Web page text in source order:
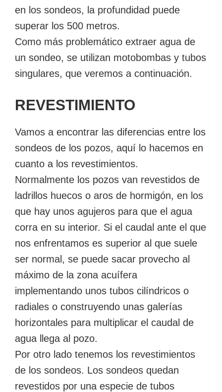
en los sondeos, la profundidad puede
superar los 500 metros.
Como más problemático extraer agua de
un sondeo, se utilizan motobombas y tubos
singulares, que veremos a continuación.
REVESTIMIENTO
Vamos a encontrar las diferencias entre los
sondeos de los pozos, aquí lo hacemos en
cuanto a los revestimientos.
Normalmente los pozos van revestidos de
ladrillos huecos o aros de hormigón, en los
que hay unos agujeros para que el agua
corra en su interior. Si el caudal ante el que
nos enfrentamos es superior al que suele
ser normal, se puede sacar provecho al
máximo de la zona acuífera
implementando unos tubos cilíndricos o
radiales o construyendo unas galerías
horizontales para multiplicar el caudal de
agua llega al pozo.
Por otro lado tenemos los revestimientos
de los sondeos. Los sondeos quedan
revestidos por una especie de tubos